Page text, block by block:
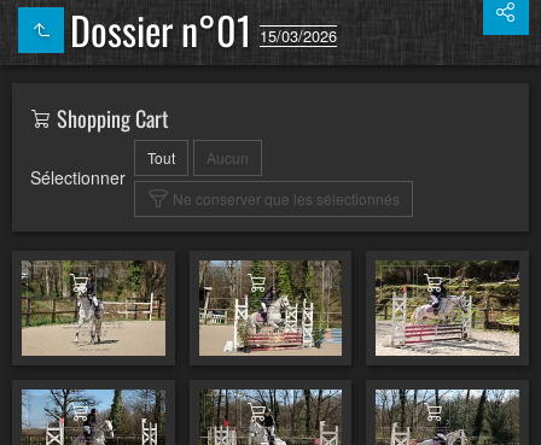
Dossier n°01 15/03/2026
Shopping Cart
Sélectionner
Tout
Aucun
Ne conserver que les sélectionnés
Ajouter au panier Ajouter au panier Ajouter au
Ajouter au panier Ajouter au panier Ajouter au